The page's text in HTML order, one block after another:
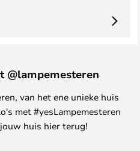
@lampemesteren
van het ene unieke huis
met #yesLampemesteren
huis hier terug!